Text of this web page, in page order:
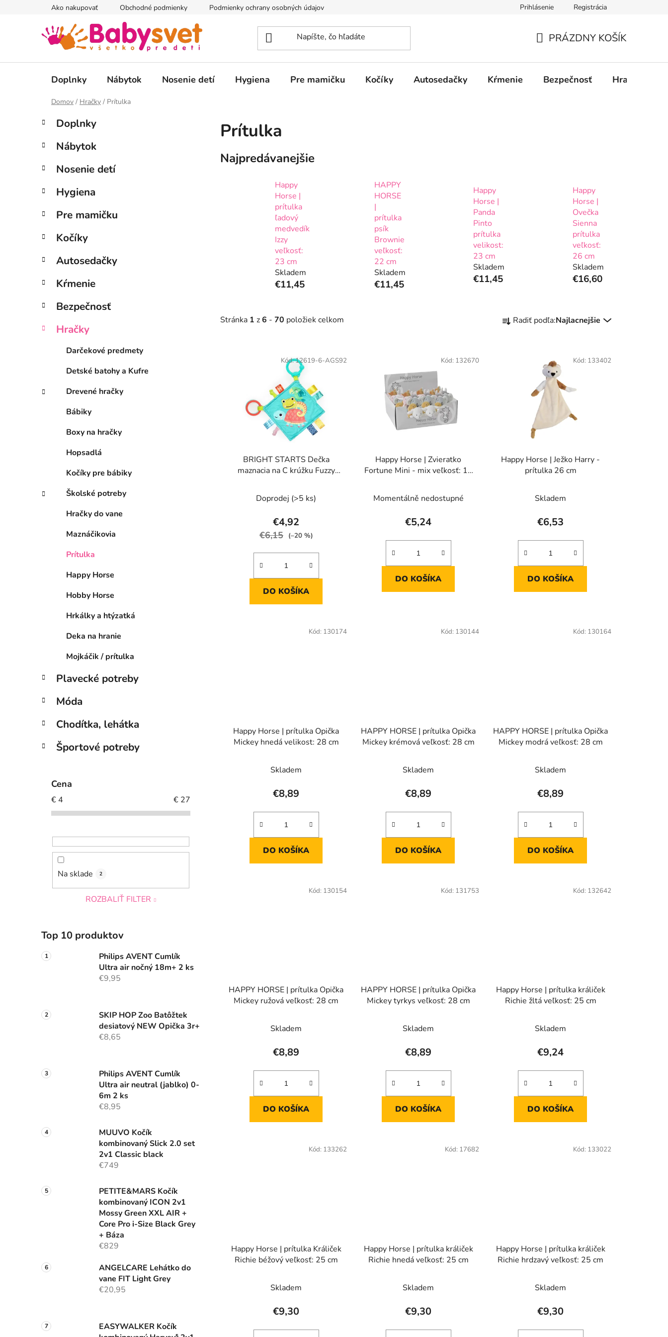
Ako nakupovať Obchodné podmienky Podmienky ochrany osobných údajov Prihlásenie Registrácia
KOŠÍK
PRÁZDNY KOŠÍK
Doplnky Nábytok Nosenie detí Hygiena Pre mamičku Kočíky Autosedačky Kŕmenie Bezpečnosť Hračky
Domov / Hračky / Prítulka
B
č
ý
a
n
e
l
Preskočiť
kategórie
K
a
e
ó
i
Doplnky
Nábytok
Nosenie detí
Hygiena
Pre mamičku
Kočíky
Autosedačky
Kŕmenie
Bezpečnosť
Hračky
Darčekové predmety
Detské batohy a Kufre
Drevené hračky
Bábiky
Boxy na hračky
Hopsadlá
Kočíky pre bábiky
Školské potreby
Hračky do vane
Maznáčikovia
Prítulka
Happy Horse
Hobby Horse
Hrkálky a htýzatká
Deka na hranie
Mojkáčik / prítulka
Plavecké potreby
Móda
Chodítka, lehátka
Športové potreby
Cena
€ 4 € 27
Na sklade 2
ROZBALIŤ FILTER
Top 10 produktov
Philips AVENT Cumlík
Ultra air nočný 18m+ 2 ks
€9,95
SKIP HOP Zoo Batôžtek
desiatový NEW Opička 3r+
€8,65
Philips AVENT Cumlík
Ultra air neutral (jablko) 0-
6m 2 ks
€8,95
MUUVO Kočík
kombinovaný Slick 2.0 set
2v1 Classic black
€749
PETITE&MARS Kočík
kombinovaný ICON 2v1
Mossy Green XXL AIR +
Core Pro i-Size Black Grey
+ Báza
€829
ANGELCARE Lehátko do
vane FIT Light Grey
€20,95
EASYWALKER Kočík
Prítulka
Najpredávanejšie
Happy
Horse |
prítulka
ľadový
medvedík
Izzy
veľkosť:
23 cm
Skladem
€11,45
HAPPY
HORSE
|
prítulka
psík
Brownie
veľkosť:
22 cm
Skladem
€11,45
Happy
Horse |
Panda
Pinto
prítulka
velikost:
23 cm
Skladem
€11,45
Happy
Horse |
Ovečka
Sienna
prítulka
veľkosť:
26 cm
Skladem
€16,60
Stránka 1 z6 - 70 položiek celkom
a
u
Radiť podľa:Najlacnejšie
BRIGHT STARTS Dečka
maznacia na C krúžku Fuzzy
Doprodej (>5 ks)
€4,92
€6,15 (–20 %)
DO KOŠÍKA
Kód:12619-6-AGS92
Happy Horse | Zvieratko
Fortune Mini - mix veľkosť: 19
Momentálně nedostupné
€5,24
DO KOŠÍKA
Kód: 132670
Happy Horse | Ježko Harry -
prítulka 26 cm
Skladem
€6,53
DO KOŠÍKA
Kód: 133402
Happy Horse | prítulka Opička
Mickey hnedá velikost: 28 cm
Skladem
€8,89
DO KOŠÍKA
Kód: 130174
HAPPY HORSE | prítulka Opička
Mickey krémová veľkosť: 28 cm
Skladem
€8,89
DO KOŠÍKA
Kód: 130144
HAPPY HORSE | prítulka Opička
Mickey modrá veľkosť: 28 cm
Skladem
€8,89
DO KOŠÍKA
Kód: 130164
HAPPY HORSE | prítulka Opička
Mickey ružová veľkosť: 28 cm
Skladem
€8,89
DO KOŠÍKA
Kód: 130154
HAPPY HORSE | prítulka Opička
Mickey tyrkys veľkosť: 28 cm
Skladem
€8,89
DO KOŠÍKA
Kód: 131753
Happy Horse | prítulka králiček
Richie žltá veľkosť: 25 cm
Skladem
€9,24
DO KOŠÍKA
Kód: 132642
Happy Horse | prítulka Králiček
Richie béžový veľkosť: 25 cm
Skladem
€9,30
Kód: 133262
Happy Horse | prítulka králiček
Richie hnedá veľkosť: 25 cm
Skladem
€9,30
Kód: 17682
Happy Horse | prítulka králiček
Richie hrdzavý veľkosť: 25 cm
Skladem
€9,30
Kód: 133022